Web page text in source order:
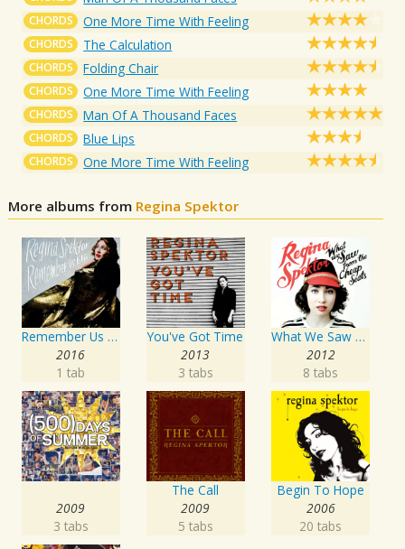
CHORDS One More Time With Feeling
CHORDS The Calculation
CHORDS Folding Chair
CHORDS One More Time With Feeling
CHORDS Man Of A Thousand Faces
CHORDS Blue Lips
CHORDS One More Time With Feeling
More albums from Regina Spektor
Remember Us To Life
2016
1 tab
You've Got Time
2013
3 tabs
What We Saw From The Cheap Seats
2012
8 tabs
2009
3 tabs
The Call
2009
5 tabs
Begin To Hope
2006
20 tabs